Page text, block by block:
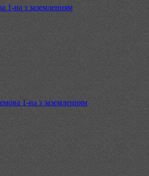
1-на з заземленням
1-на з заземленням